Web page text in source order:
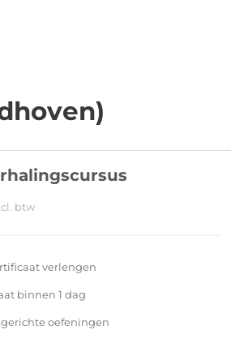
btw
verlengen
binnen 1 dag
oefeningen